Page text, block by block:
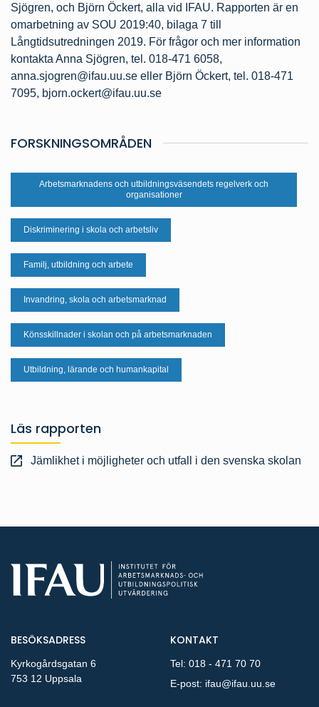
Sjögren, och Björn Öckert, alla vid IFAU. Rapporten är en
omarbetning av SOU 2019:40, bilaga 7 till
Långtidsutredningen 2019. För frågor och mer information
kontakta Anna Sjögren, tel. 018-471 6058,
anna.sjogren@ifau.uu.se eller Björn Öckert, tel. 018-471
7095, bjorn.ockert@ifau.uu.se
FORSKNINGSOMRÅDEN
Arbetsmarknadens och utbildningsväsendets regelverk och
organisationer
Diskriminering i skola och arbetsliv
Familj, utbildning och arbete
Invandring, skola och arbetsmarknad
Könsskillnader i skolan och på arbetsmarknaden
Utbildning, lärande och humankapital
Läs rapporten
Jämlikhet i möjligheter och utfall i den svenska skolan
BESÖKSADRESS
Kyrkogårdsgatan 6
753 12 Uppsala
KONTAKT
Tel: 018 - 471 70 70
E-post: ifau@ifau.uu.se